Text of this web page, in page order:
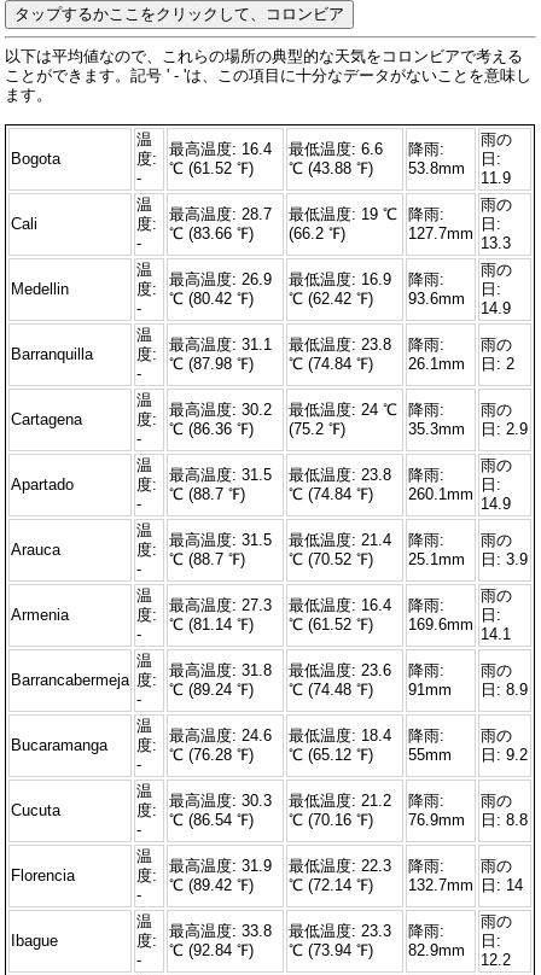
タップするかここをクリックして、コロンビア
以下は平均値なので、これらの場所の典型的な天気をコロンビアで考える
ことができます。記号 ' - 'は、この項目に十分なデータがないことを意味し
ます。
Bogota
温
度:
-
最高温度: 16.4
℃ (61.52 ℉)
最低温度: 6.6
℃ (43.88 ℉)
降雨:
53.8mm
雨の
日:
11.9
Cali
温
度:
-
最高温度: 28.7
℃ (83.66 ℉)
最低温度: 19 ℃
(66.2 ℉)
降雨:
127.7mm
雨の
日:
13.3
Medellin
温
度:
-
最高温度: 26.9
℃ (80.42 ℉)
最低温度: 16.9
℃ (62.42 ℉)
降雨:
93.6mm
雨の
日:
14.9
Barranquilla
温
度:
-
最高温度: 31.1
℃ (87.98 ℉)
最低温度: 23.8
℃ (74.84 ℉)
降雨:
26.1mm
雨の
日: 2
Cartagena
温
度:
-
最高温度: 30.2
℃ (86.36 ℉)
最低温度: 24 ℃
(75.2 ℉)
降雨:
35.3mm
雨の
日: 2.9
Apartado
温
度:
-
最高温度: 31.5
℃ (88.7 ℉)
最低温度: 23.8
℃ (74.84 ℉)
降雨:
260.1mm
雨の
日:
14.9
Arauca
温
度:
-
最高温度: 31.5
℃ (88.7 ℉)
最低温度: 21.4
℃ (70.52 ℉)
降雨:
25.1mm
雨の
日: 3.9
Armenia
温
度:
-
最高温度: 27.3
℃ (81.14 ℉)
最低温度: 16.4
℃ (61.52 ℉)
降雨:
169.6mm
雨の
日:
14.1
Barrancabermeja
温
度:
-
最高温度: 31.8
℃ (89.24 ℉)
最低温度: 23.6
℃ (74.48 ℉)
降雨:
91mm
雨の
日: 8.9
Bucaramanga
温
度:
-
最高温度: 24.6
℃ (76.28 ℉)
最低温度: 18.4
℃ (65.12 ℉)
降雨:
55mm
雨の
日: 9.2
Cucuta
温
度:
-
最高温度: 30.3
℃ (86.54 ℉)
最低温度: 21.2
℃ (70.16 ℉)
降雨:
76.9mm
雨の
日: 8.8
Florencia
温
度:
-
最高温度: 31.9
℃ (89.42 ℉)
最低温度: 22.3
℃ (72.14 ℉)
降雨:
132.7mm
雨の
日: 14
Ibague
温
度:
-
最高温度: 33.8
℃ (92.84 ℉)
最低温度: 23.3
℃ (73.94 ℉)
降雨:
82.9mm
雨の
日:
12.2